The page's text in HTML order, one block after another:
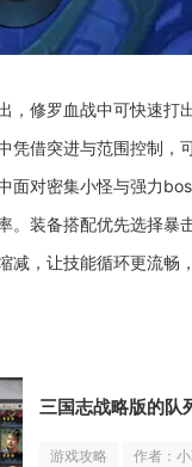
，修罗血战中可快速打
凭借突进与范围控制，
面对密集小怪与强力
。装备搭配优先选择
减，让技能循环更流畅
三国志战略版的队
游戏攻略 作者：